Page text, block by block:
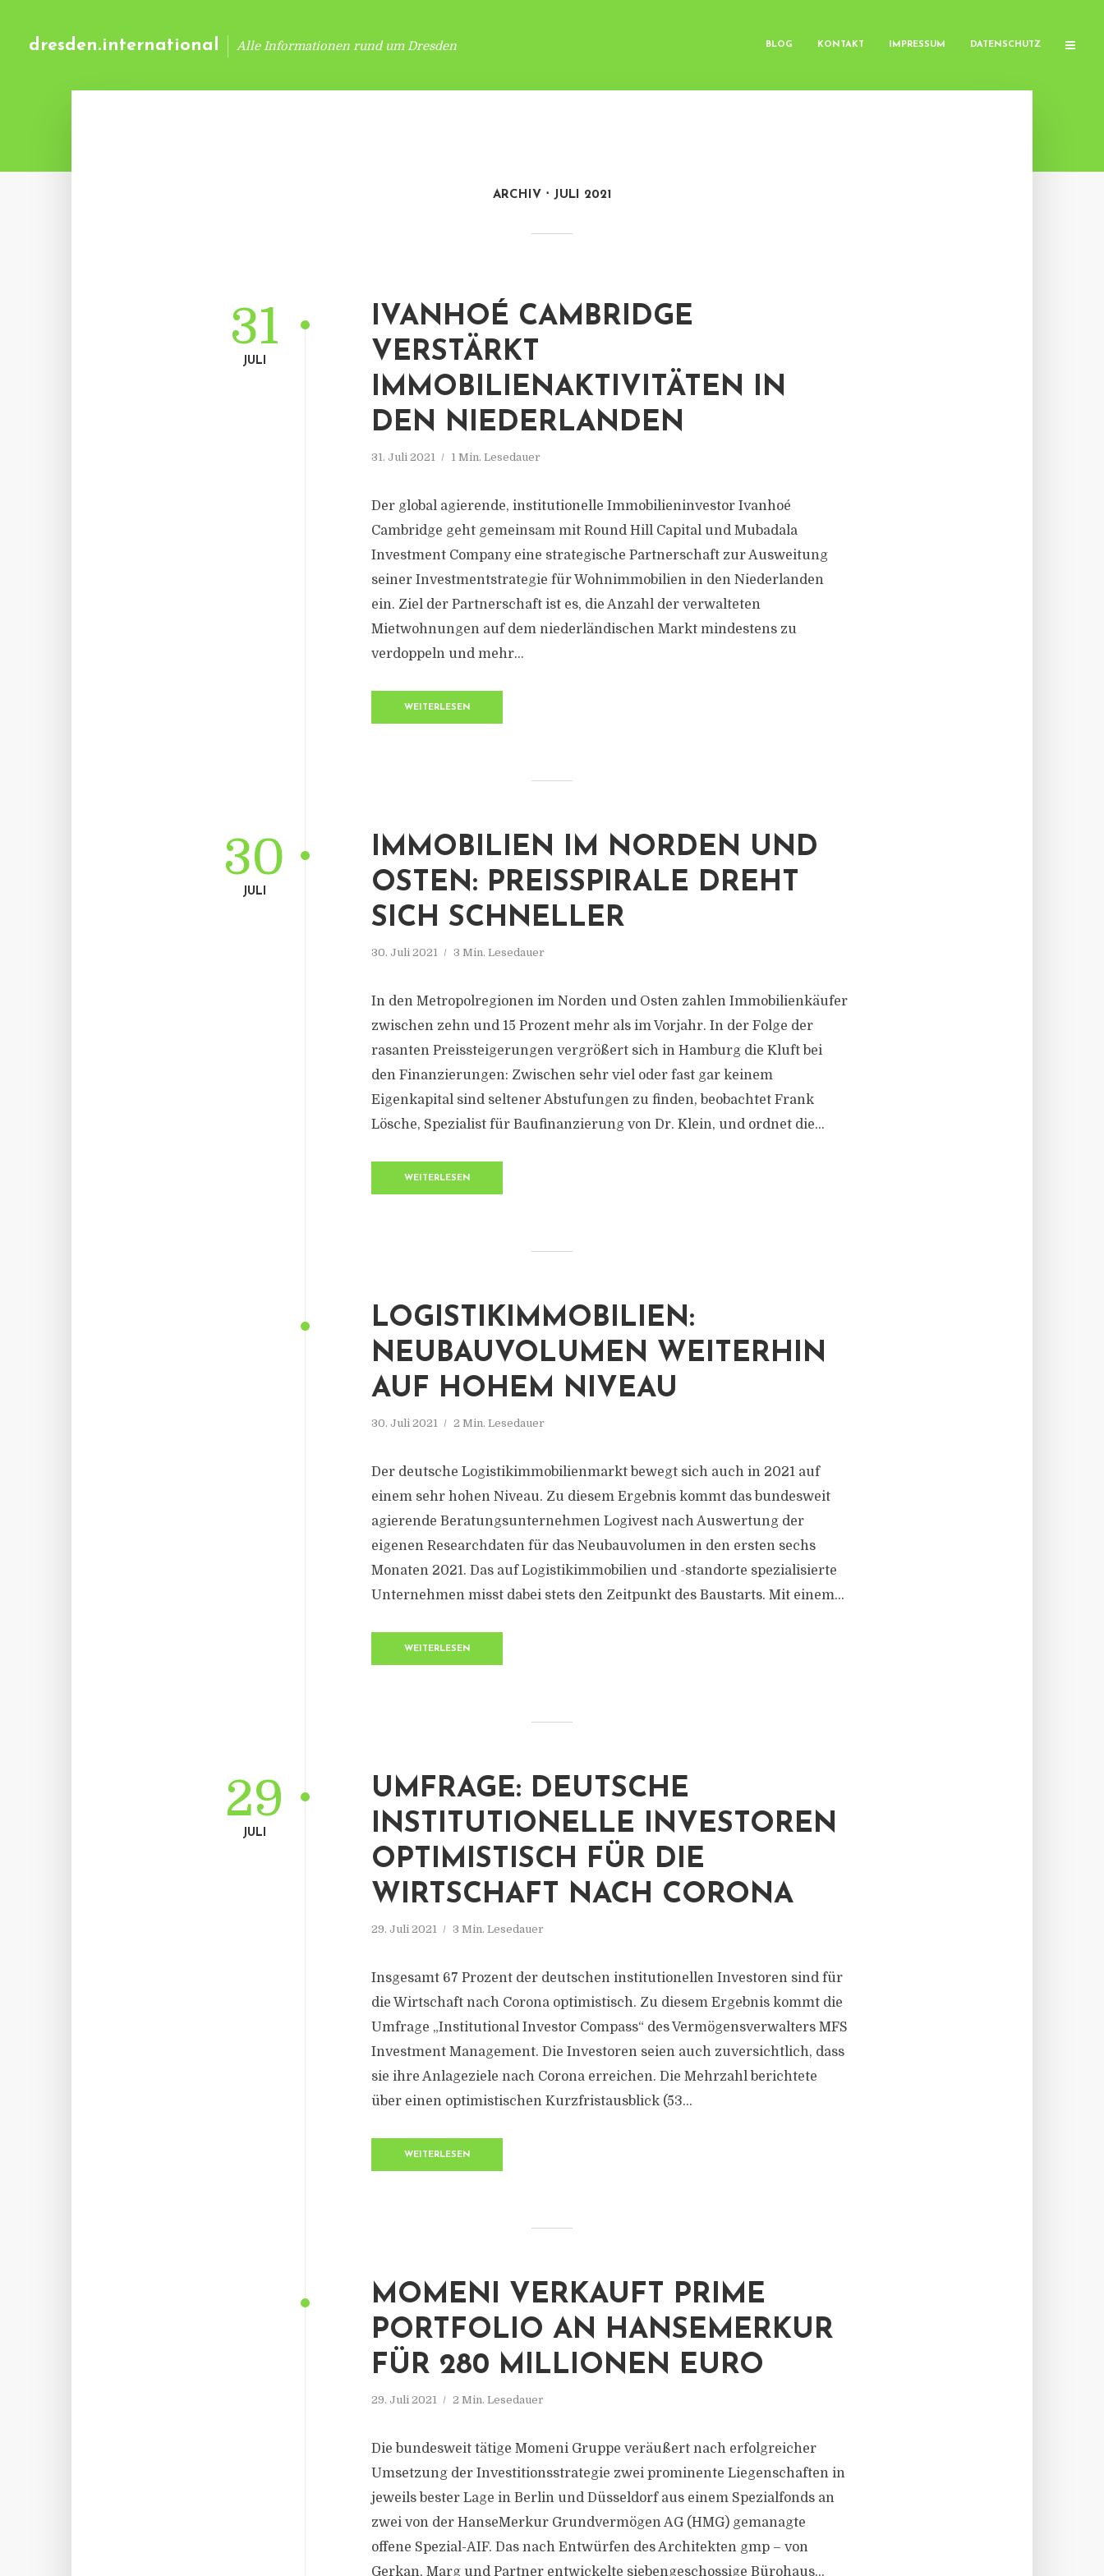
dresden.international Alle Informationen rund um Dresden BLOG KONTAKT IMPRESSUM DATENSCHUTZ
ARCHIV JULI 2021
IVANHOÉ CAMBRIDGE
VERSTÄRKT
IMMOBILIENAKTIVITÄTEN IN
DEN NIEDERLANDEN
31. Juli 2021 1 Min. Lesedauer
31
JULI
Der global agierende, institutionelle Immobilieninvestor Ivanhoé
Cambridge geht gemeinsam mit Round Hill Capital und Mubadala
Investment Company eine strategische Partnerschaft zur Ausweitung
seiner Investmentstrategie für Wohnimmobilien in den Niederlanden
ein. Ziel der Partnerschaft ist es, die Anzahl der verwalteten
Mietwohnungen auf dem niederländischen Markt mindestens zu
verdoppeln und mehr...
WEITERLESEN
IMMOBILIEN IM NORDEN UND
OSTEN: PREISSPIRALE DREHT
SICH SCHNELLER
30. Juli 2021 3 Min. Lesedauer
30
JULI
In den Metropolregionen im Norden und Osten zahlen Immobilienkäufer
zwischen zehn und 15 Prozent mehr als im Vorjahr. In der Folge der
rasanten Preissteigerungen vergrößert sich in Hamburg die Kluft bei
den Finanzierungen: Zwischen sehr viel oder fast gar keinem
Eigenkapital sind seltener Abstufungen zu finden, beobachtet Frank
Lösche, Spezialist für Baufinanzierung von Dr. Klein, und ordnet die...
WEITERLESEN
LOGISTIKIMMOBILIEN:
NEUBAUVOLUMEN WEITERHIN
AUF HOHEM NIVEAU
30. Juli 2021 2 Min. Lesedauer
Der deutsche Logistikimmobilienmarkt bewegt sich auch in 2021 auf
einem sehr hohen Niveau. Zu diesem Ergebnis kommt das bundesweit
agierende Beratungsunternehmen Logivest nach Auswertung der
eigenen Researchdaten für das Neubauvolumen in den ersten sechs
Monaten 2021. Das auf Logistikimmobilien und -standorte spezialisierte
Unternehmen misst dabei stets den Zeitpunkt des Baustarts. Mit einem...
WEITERLESEN
UMFRAGE: DEUTSCHE
INSTITUTIONELLE INVESTOREN
OPTIMISTISCH FÜR DIE
WIRTSCHAFT NACH CORONA
29. Juli 2021 3 Min. Lesedauer
29
JULI
Insgesamt 67 Prozent der deutschen institutionellen Investoren sind für
die Wirtschaft nach Corona optimistisch. Zu diesem Ergebnis kommt die
Umfrage „Institutional Investor Compass“ des Vermögensverwalters MFS
Investment Management. Die Investoren seien auch zuversichtlich, dass
sie ihre Anlageziele nach Corona erreichen. Die Mehrzahl berichtete
über einen optimistischen Kurzfristausblick (53...
WEITERLESEN
MOMENI VERKAUFT PRIME
PORTFOLIO AN HANSEMERKUR
FÜR 280 MILLIONEN EURO
29. Juli 2021 2 Min. Lesedauer
Die bundesweit tätige Momeni Gruppe veräußert nach erfolgreicher
Umsetzung der Investitionsstrategie zwei prominente Liegenschaften in
jeweils bester Lage in Berlin und Düsseldorf aus einem Spezialfonds an
zwei von der HanseMerkur Grundvermögen AG (HMG) gemanagte
offene Spezial-AIF. Das nach Entwürfen des Architekten gmp – von
Gerkan, Marg und Partner entwickelte siebengeschossige Bürohaus...